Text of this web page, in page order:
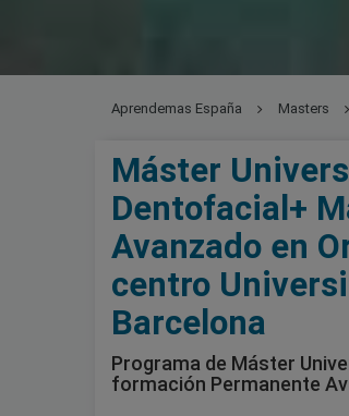
Aprendemas España Masters
Máster
Dentofacial+
Avanzado en
centro
Barcelona
Programa de Máster
formación Permanente